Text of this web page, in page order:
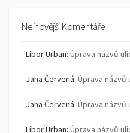
Nejnovější Komentáře
Libor Urban: Úprava názvů
Jana Červená: Úprava názvů
Jana Červená: Úprava názvů
Libor Urban: Úprava názvů